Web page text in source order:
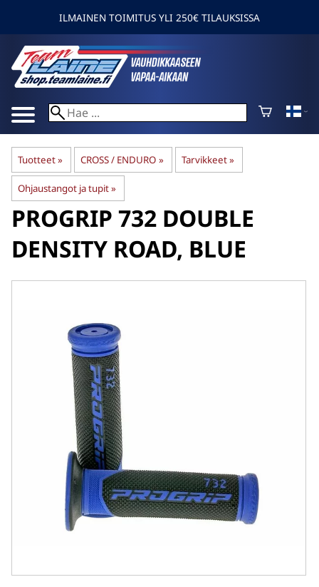
ILMAINEN TOIMITUS YLI 250€ TILAUKSISSA
Tuotteet‪» CROSS / ENDURO ‪» Tarvikkeet‪»
Ohjaustangot ja tupit‪»
PROGRIP 732 DOUBLE
DENSITY ROAD, BLUE